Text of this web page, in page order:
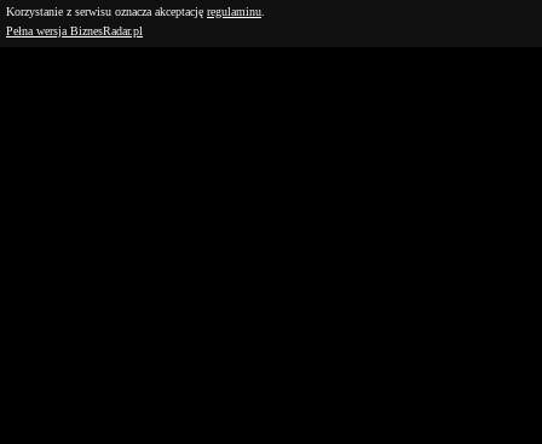
Korzystanie z serwisu oznacza akceptację regulaminu
Pełna wersja BiznesRadar.pl